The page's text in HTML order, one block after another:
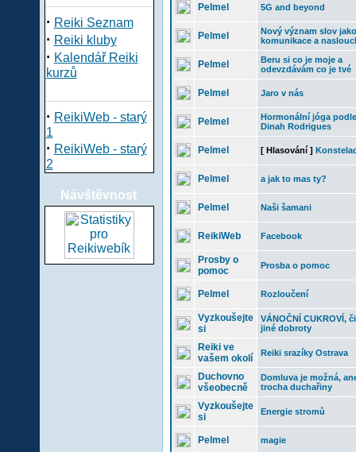
· Reiki Seznam
· Reiki kluby
· Kalendář Reiki
kurzů
· ReikiWeb - starý
1
· ReikiWeb - starý
2
Návštěvnost
Pelmel 5G and beyond
Pelmel
Nový význam slov jako
komunikace a
Pelmel
Beru si co je moje a
odevzdávám co je tvé
Pelmel Jaro v nás
Pelmel
Hormonální jóga podle
Dinah Rodrigues
Pelmel [ Hlasování ]
Pelmel a jak to mas ty?
Pelmel Naši šamani
ReikiWeb Facebook
Prosby o
pomoc
Prosba o pomoc
Pelmel Rozloučení
Vyzkoušejte
si
VÁNOČNÍ CUKROVÍ, či
jiné dobroty
Reiki ve
vašem okolí
Reiki srazíky Ostrava
Duchovno
všeobecně
Domluva je možná,
trocha duchařiny
Vyzkoušejte
si
Energie stromů
Pelmel magie